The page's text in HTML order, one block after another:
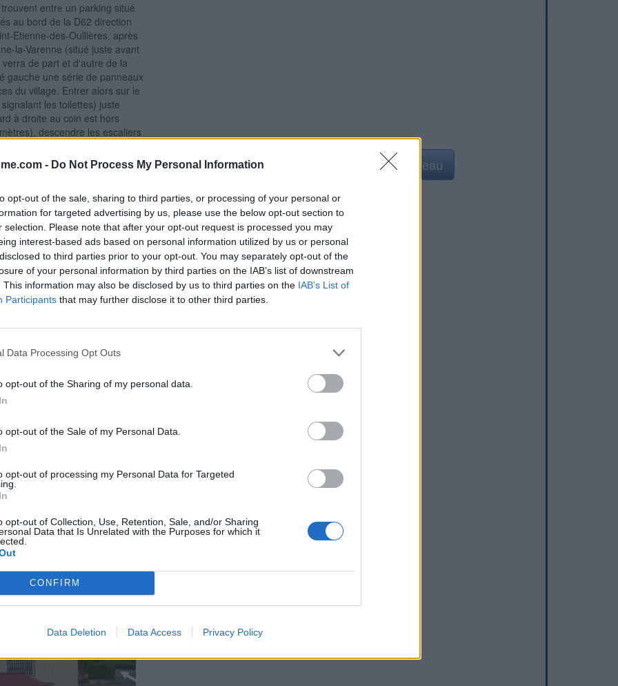
- Do Not Process My Personal Information
opt-out of the sale, sharing to third parties, or processing of your personal or
for targeted advertising by us, please use the below opt-out section to
selection. Please note that after your opt-out request is processed you may
interest-based ads based on personal information utilized by us or personal
to third parties prior to your opt-out. You may separately opt-out of the
of your personal information by third parties on the IAB’s list of downstream
This information may also be disclosed by us to third parties on the IAB’s List of
Participants that may further disclose it to other third parties.
Data Processing Opt Outs
opt-out of the Sharing of my personal data.
opt-out of the Sale of my Personal Data.
opt-out of processing my Personal Data for Targeted
opt-out of Collection, Use, Retention, Sale, and/or Sharing
Data that Is Unrelated with the Purposes for which it
CONFIRM
Data Deletion Data Access Privacy Policy
entre un parking situé
au bord de la D62 direction
Etienne-des-Oullières, après
la-Varenne (situé juste avant
de part et d'autre de la
gauche une série de panneaux
du village. Entrer alors sur le
les toilettes) juste
à droite au coin est hors
descendre les escaliers
à gauche la cabine ovoïde
insister longuement et très
activer la cellule à
est coupée sur les urinoirs
2) Sur la D62 en
village, tout à la fin de la
pour entrer par le portail
face à l'autre sens de
pour trouver la cabine WC
8 mai 1945.
Signaler une erreur Ajouter un point d'eau